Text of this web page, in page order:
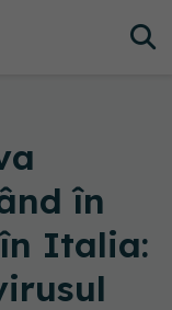
în
Italia: